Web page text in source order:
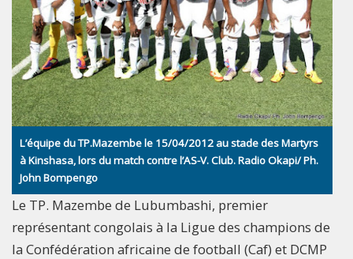
L’équipe du TP.Mazembe le 15/04/2012 au stade des Martyrs
à Kinshasa, lors du match contre l’AS-V. Club. Radio Okapi/ Ph.
John Bompengo
Le TP. Mazembe de Lubumbashi, premier
représentant congolais à la Ligue des champions de
la Confédération africaine de football (Caf) et DCMP